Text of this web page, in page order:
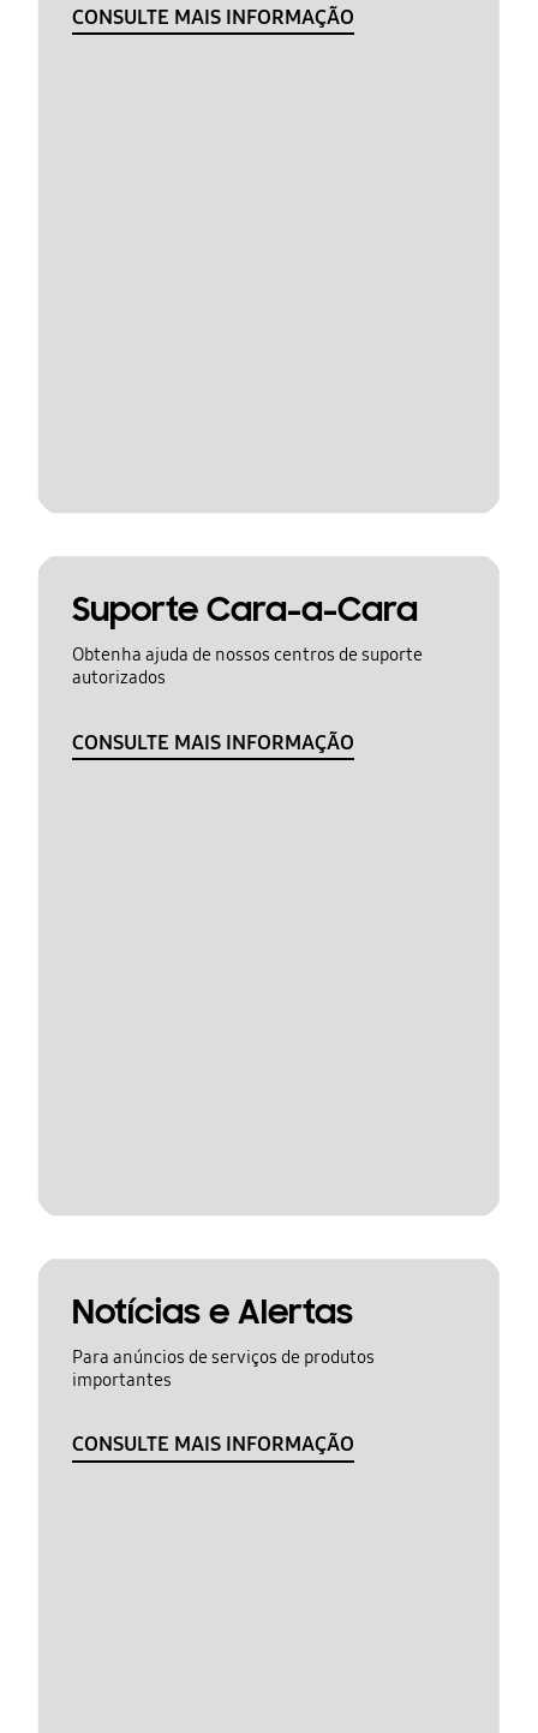
CONSULTE MAIS INFORMAÇÃO
Suporte Cara-a-Cara
Obtenha ajuda de nossos centros de suporte
autorizados
CONSULTE MAIS INFORMAÇÃO
Notícias e Alertas
Para anúncios de serviços de produtos
importantes
CONSULTE MAIS INFORMAÇÃO